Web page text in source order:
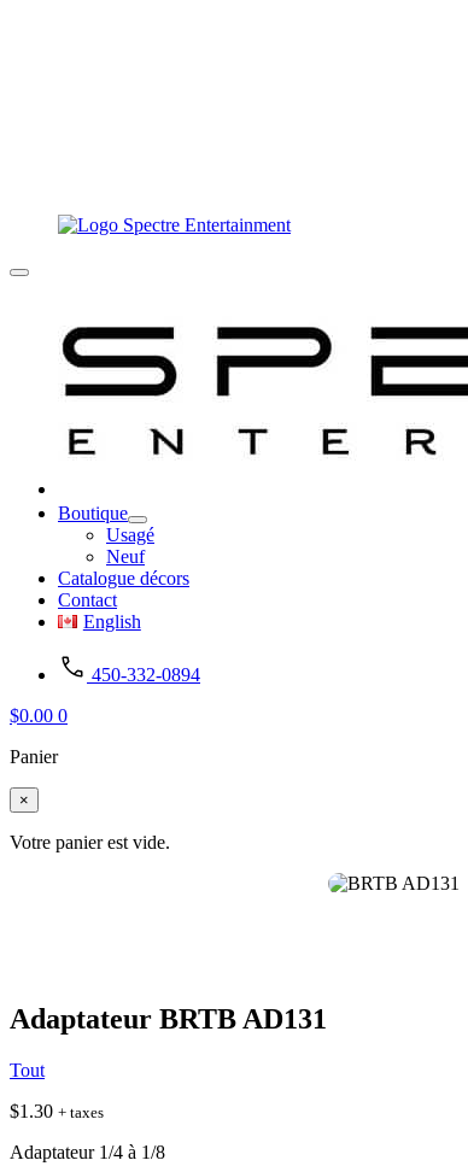
Boutique
Usagé
Neuf
Catalogue décors
Contact
English
450-332-0894
$0.00 0
Panier
×
Votre panier est vide.
Adaptateur BRTB AD131
Tout
$1.30 + taxes
Adaptateur 1/4 à 1/8